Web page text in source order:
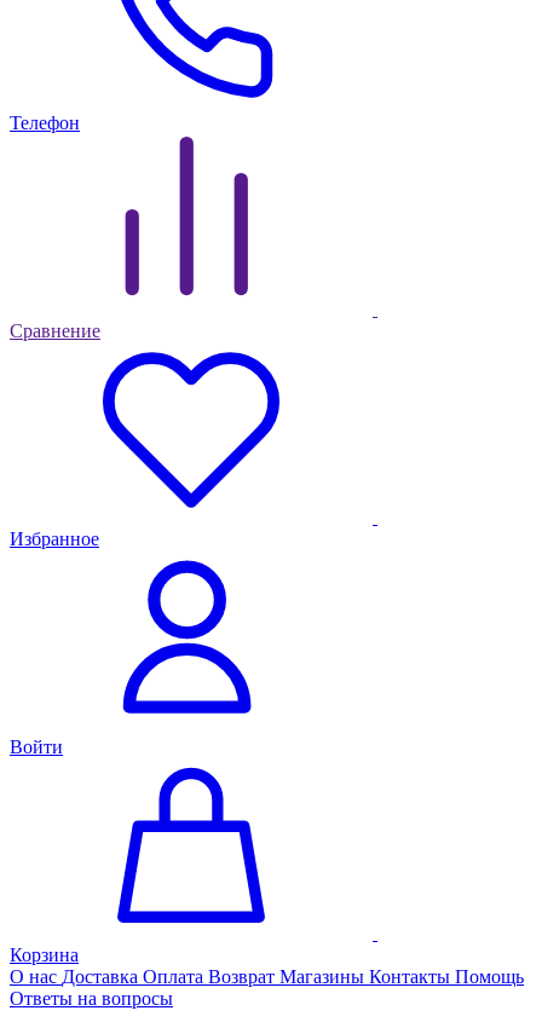
Телефон
Сравнение
Избранное
Войти
Корзина
О нас Доставка Оплата Возврат Магазины Контакты Помощь
Ответы на вопросы